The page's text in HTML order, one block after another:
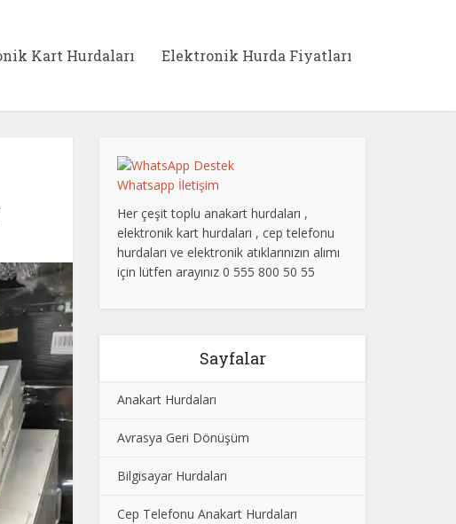
Kart Hurdaları Elektronik Hurda Fiyatları
Whatsapp İletişim
Her çeşit toplu anakart hurdaları ,
elektronik kart hurdaları , cep telefonu
hurdaları ve elektronik atıklarınızın alımı
için lütfen arayınız 0 555 800 50 55
Sayfalar
Anakart Hurdaları
Avrasya Geri Dönüşüm
Bilgisayar Hurdaları
Cep Telefonu Anakart Hurdaları